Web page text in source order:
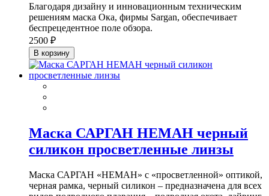
Благодаря дизайну и инновационным техническим
решениям маска Ока, фирмы Sargan, обеспечивает
беспрецедентное поле обзора.
2500 ₽
В корзину
Маска САРГАН НЕМАН черный
силикон просветленные линзы
Маска САРГАН «НЕМАН» с «просветленной» оптикой,
черная рамка, черный силикон – предназначена для всех